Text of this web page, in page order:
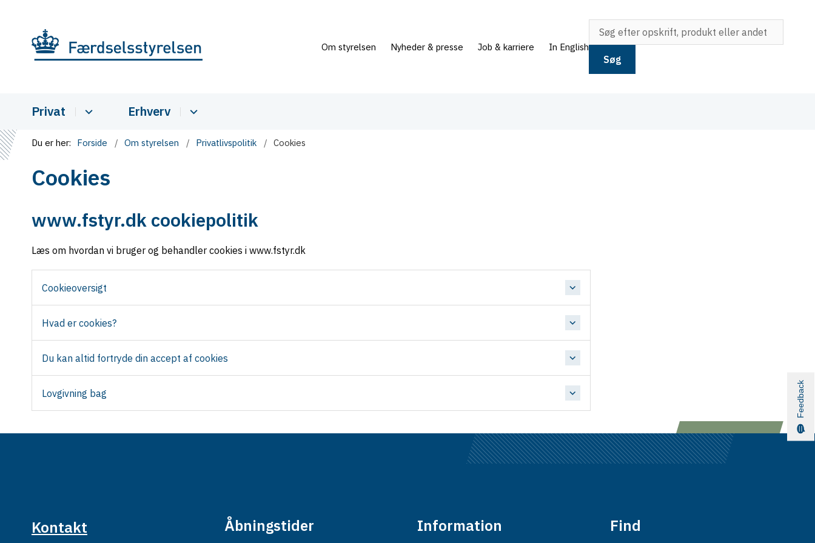
Om styrelsen Nyheder & presse Job & karriere In English
Søg
Privat Erhverv
Du er her: Forside Om styrelsen Privatlivspolitik Cookies
Cookies
www.fstyr.dk cookiepolitik
Læs om hvordan vi bruger og behandler cookies i www.fstyr.dk
Cookieoversigt
Hvad er cookies?
Du kan altid fortryde din accept af cookies
Lovgivning bag
Kontakt Åbningstider Information Find
Feedback